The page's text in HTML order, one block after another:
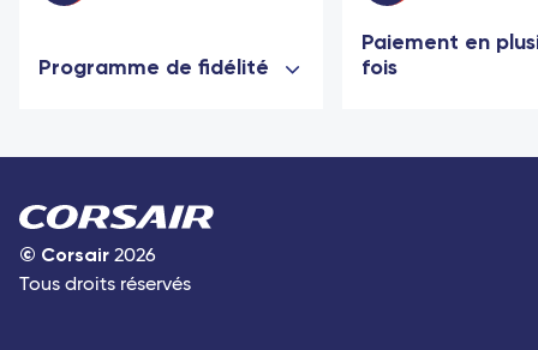
Programme de fidélité
Paiement en
fois
© Corsair 2026
Tous droits réservés